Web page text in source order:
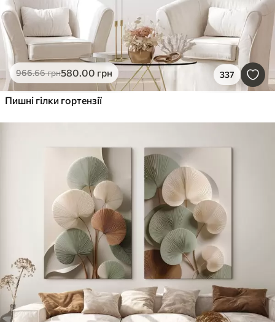
966.66грн580.00 грн 337
Пишні гілки гортензії